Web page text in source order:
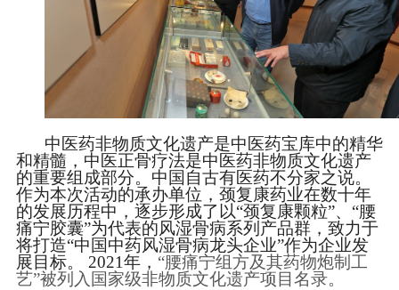
中医药非物质文化遗产是中医药宝库中的精华
和精髓 ，中医正骨疗法是中医药非物质文化遗产
的重要组成部分。中国自古有医药不分家之说。
作为本次活动的承办单位，颈复康药业在数十年
的发展历程中，逐步形成了以“颈复康颗粒”、“腰
痛宁胶囊”为代表的风湿骨病系列产品群，致力于
将打造“中国中药风湿骨病龙头企业”作为企业发
展目标。 2021年， “腰痛宁组方及其药物炮制工
艺”被列入国家级非物质文化遗产项目名录。